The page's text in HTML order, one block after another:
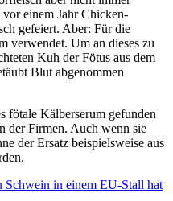
einem Jahr Chicken-
gefeiert. Aber: Für die
verwendet. Um an dieses zu
Kuh der Fötus aus dem
Blut abgenommen
fötale Kälberserum gefunden
der Firmen. Auch wenn sie
der Ersatz beispielsweise aus
Schwein in einem EU-Stall hat